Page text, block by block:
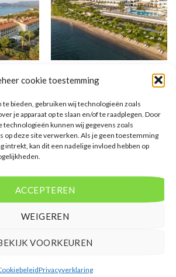
cookie toestemming
te bieden, gebruiken wij technologieën zoals
je apparaat op te slaan en/of te raadplegen. Door
kunnen wij gegevens zoals
op deze site verwerken. Als je geen toestemming
intrekt, kan dit een nadelige invloed hebben op
ACCEPTEREN
WEIGEREN
VOORKEUREN
Privacyverklaring
is een 5
reis
TUI. Nu
TUI BLUE Oceanis Beach
Gewaardeerd
4uit 5
€872,00
TUI BLUE Oceanis Beach is een 4
sterren accommodatie in Kos stad
Psalidi. U boekt deze reis direct
bij onze partner TUI. Nu vanaf EUR